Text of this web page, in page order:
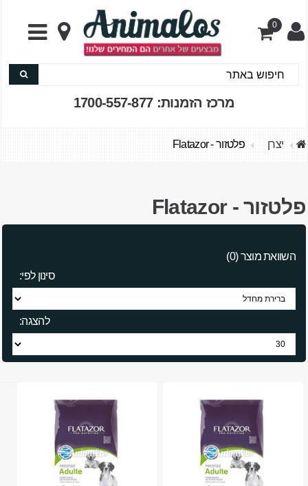
0
מרכז הזמנות: 1700-557-877
יצרן פלטזור - Flatazor
פלטזור - Flatazor
השוואת מוצר (0)
סינון לפי:
להצגה: